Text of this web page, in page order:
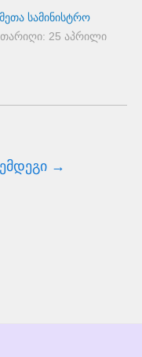
სამინისტრო
თარიღი: 25 აპრილი
→